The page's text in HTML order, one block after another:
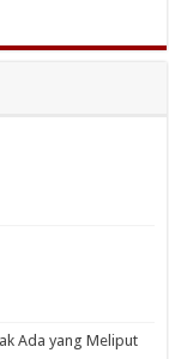
Ada yang Meliput